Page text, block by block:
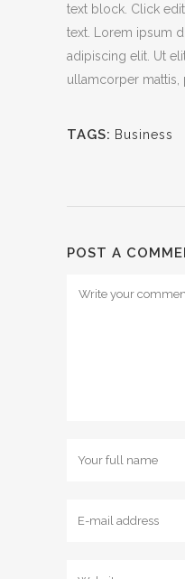
text block. Click
text. Lorem ipsum
adipiscing elit. Ut
ullamcorper mattis,
TAGS: Business
POST A